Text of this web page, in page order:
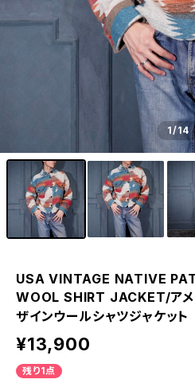
1/14
USA VINTAGE NATIVE
WOOL SHIRT JACKET/アメ
ザインウールシャツジャケット
¥13,900
残り1点